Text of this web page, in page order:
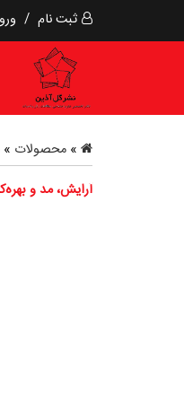
ثبت نام /
» محصولات »
آرایش، مد و